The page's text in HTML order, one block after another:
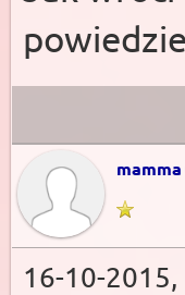
mamma
16-10-2015,